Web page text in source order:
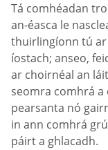
Tá comhéadan
an-éasca le
thuirlingíonn tú ar
íostach; anseo,
ar choirnéal an
seomra comhrá a
pearsanta nó
in ann comhrá
páirt a ghlacadh.